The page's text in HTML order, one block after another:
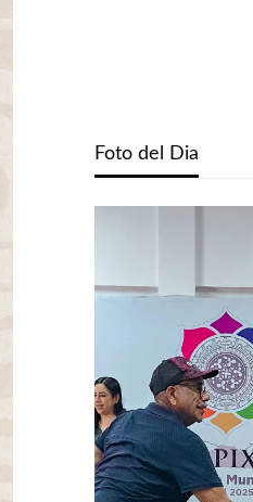
Foto del Dia